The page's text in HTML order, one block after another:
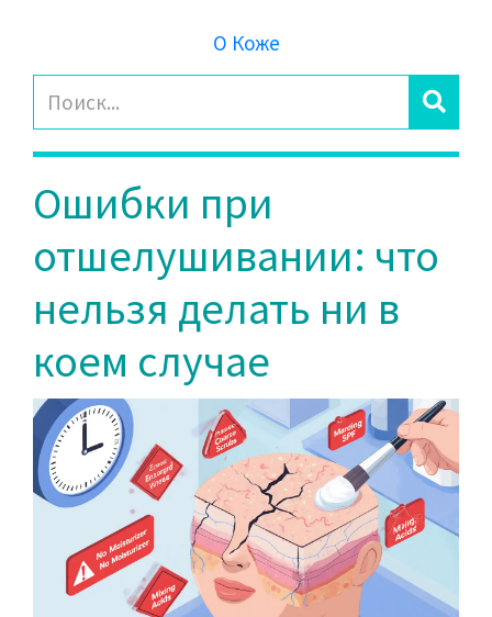
О Коже
Ошибки при
отшелушивании: что
нельзя делать ни в
коем случае